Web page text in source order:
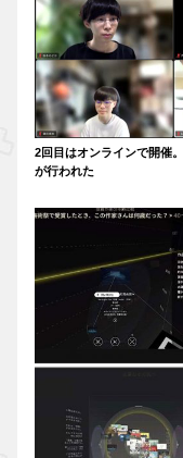
2回目はオンラインで開催
が行われた